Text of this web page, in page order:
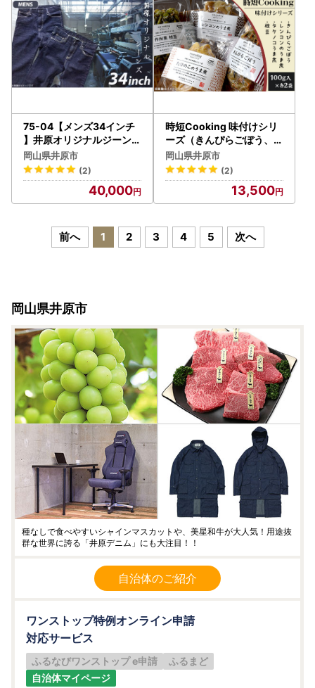
75-04【メンズ34インチ
】井原オリジナルジーンズ
（井原デニム）
岡山県井原市
(2)
40,000
時短Cooking 味付けシリ
ーズ（きんぴらごぼう、レ
ンコンのうま煮、タケノコ
のうま煮、枝豆）
岡山県井原市
(2)
13,500
前へ 1 2 3 4 5 次へ
岡山県井原市
種なしで食べやすいシャインマスカットや、美星和牛が大人気！用途抜
群な世界に誇る「井原デニム」にも大注目！！
自治体のご紹介
ワンストップ特例オンライン申請
対応サービス
ふるなびワンストップ e申請
ふるまど
自治体マイページ